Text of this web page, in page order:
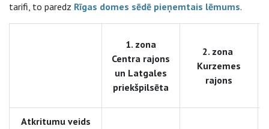
tarifi, to paredz Rīgas domes sēdē pieņemtais lēmums.
1. zona
Centra rajons
un Latgales
priekšpilsēta
2. zona
Kurzemes
rajons
Atkritumu veids